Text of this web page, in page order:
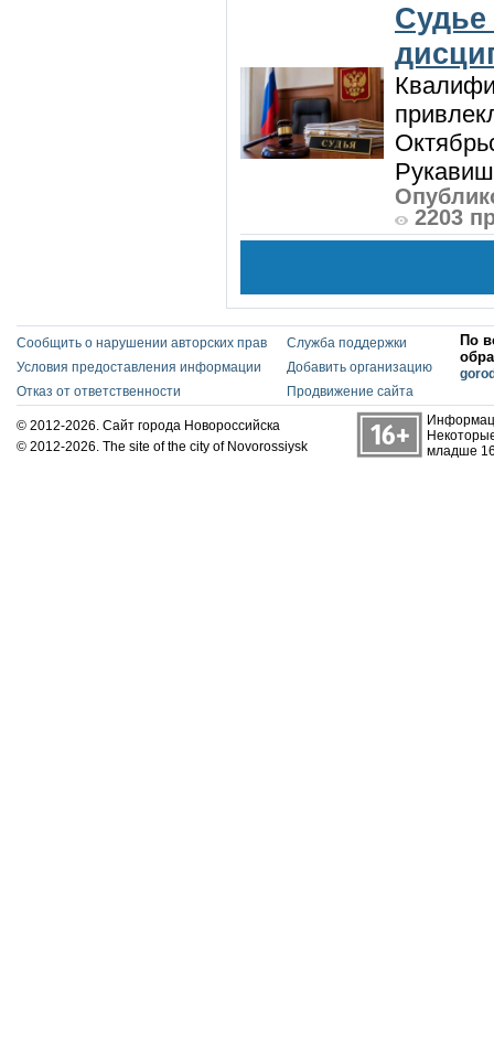
2203
Сообщить о нарушении авторских прав
Условия предоставления информации
Отказ от ответственности
Служба поддержки
Добавить организацию
Продвижение сайта
По
© 2012-2026. Сайт города Новороссийска
© 2012-2026. The site of the city of Novorossiysk
младше